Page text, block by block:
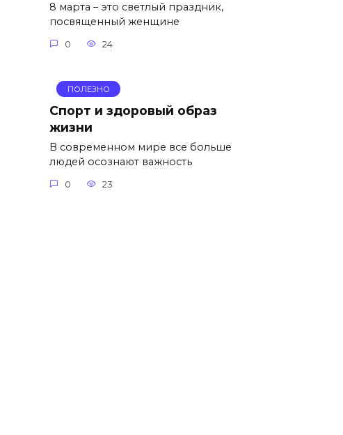
8 марта – это светлый праздник,
посвященный женщине
0 24
ПОЛЕЗНО
Спорт и здоровый образ
жизни
В современном мире все больше
людей осознают важность
0 23